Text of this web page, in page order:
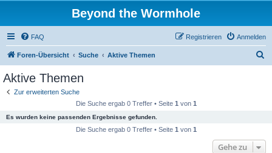
Beyond the Wormhole
FAQ Anmelden
Registrieren
Foren-Übersicht Suche Aktive Themen
Aktive Themen
Zur erweiterten Suche
Die Suche ergab 0 Treffer • Seite 1 von 1
Es wurden keine passenden Ergebnisse gefunden.
Die Suche ergab 0 Treffer • Seite 1 von 1
Gehe zu